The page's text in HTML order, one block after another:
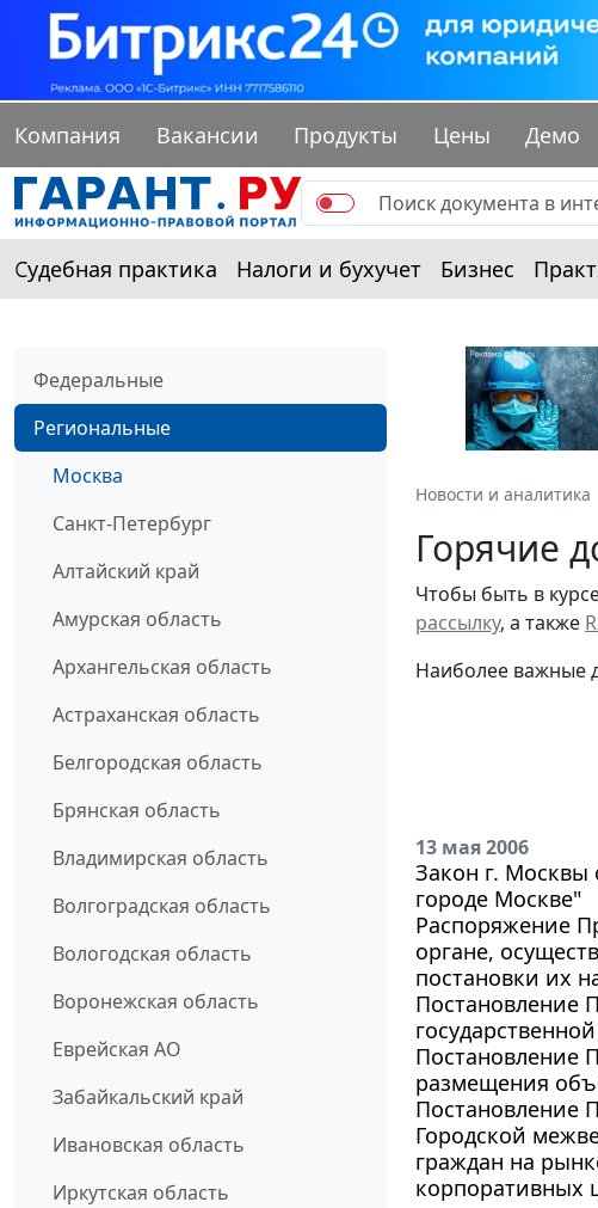
Компания Вакансии Продукты Цены Демо
Судебная практика Налоги и бухучет Бизнес
Федеральные
Региональные
Москва
Санкт-Петербург
Алтайский край
Амурская область
Архангельская область
Астраханская область
Белгородская область
Брянская область
Владимирская область
Волгоградская область
Вологодская область
Воронежская область
Еврейская АО
Забайкальский край
Ивановская область
Иркутская область
Новости и аналитика
Горячие
Чтобы быть в
рассылку, а также
Наиболее важные
13 мая 2006
Закон г. Москвы
городе Москве"
Распоряжение
органе,
постановки их
Постановление
Постановление
размещения
Постановление
Городской
граждан на
корпоративных